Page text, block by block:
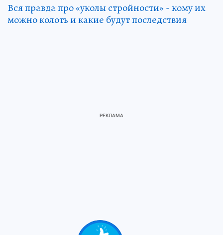
Вся правда про «уколы стройности» - кому их
можно колоть и какие будут последствия